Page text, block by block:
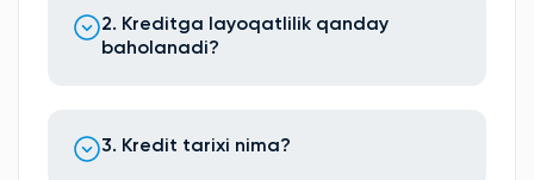
2. Kreditga layoqatlilik qanday
baholanadi?
3. Kredit tarixi nima?